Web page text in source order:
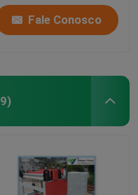
Fale Conosco